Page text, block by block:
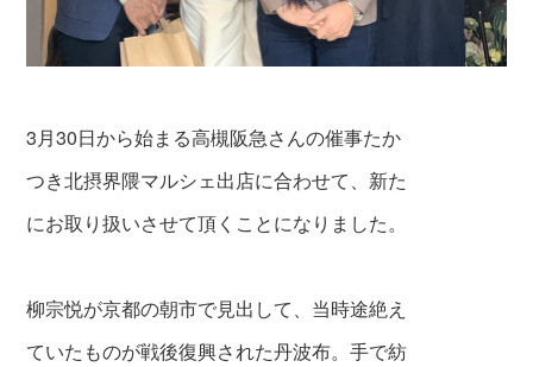
3月30日から始まる高槻阪急さんの催事たか
つき北摂界隈マルシェ出店に合わせて、新た
にお取り扱いさせて頂くことになりました。
柳宗悦が京都の朝市で見出して、当時途絶え
ていたものが戦後復興された丹波布。手で紡